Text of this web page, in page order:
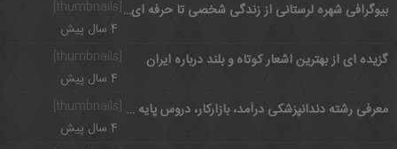
بیوگرافی شهره لرستانی از زندگی شخصی تا حرفه ای و علت چاقی
4 سال پیش
[thumbnails]
گزیده ای از بهترین اشعار کوتاه و بلند درباره ایران
4 سال پیش
معرفی رشته دندانپزشکی درآمد، بازارکار، دروس پایه و اختصاصی
4 سال پیش